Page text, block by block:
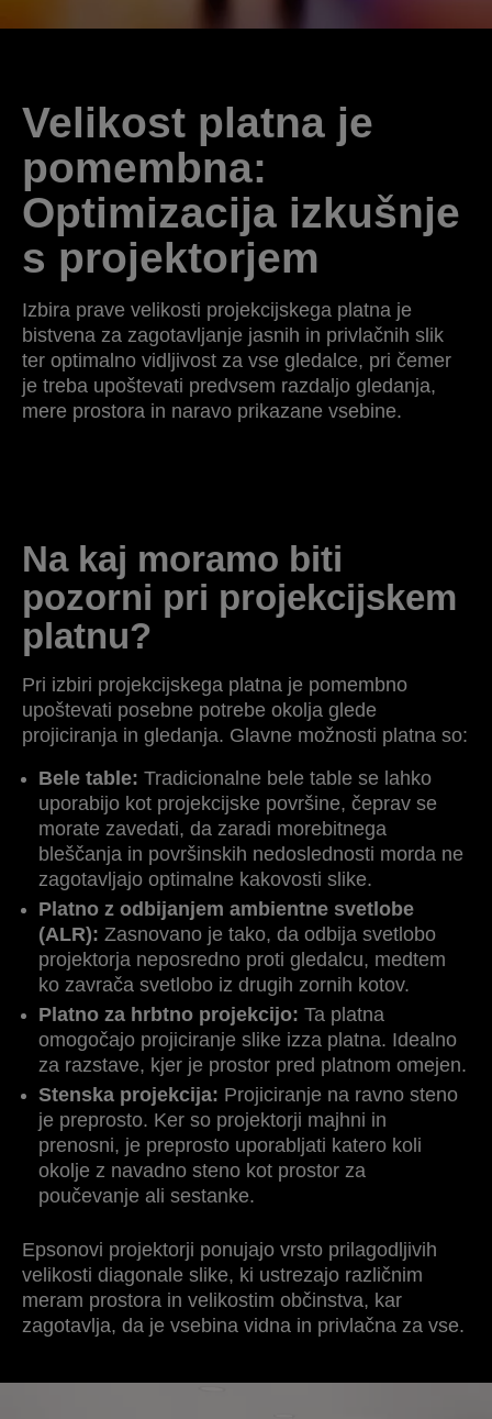
Velikost platna je
pomembna:
Optimizacija izkušnje
s projektorjem
Izbira prave velikosti projekcijskega platna je
bistvena za zagotavljanje jasnih in privlačnih slik
ter optimalno vidljivost za vse gledalce, pri čemer
je treba upoštevati predvsem razdaljo gledanja,
mere prostora in naravo prikazane vsebine.
Na kaj moramo biti
pozorni pri projekcijskem
platnu?
Pri izbiri projekcijskega platna je pomembno
upoštevati posebne potrebe okolja glede
projiciranja in gledanja. Glavne možnosti platna so:
Bele table: Tradicionalne bele table se lahko
uporabijo kot projekcijske površine, čeprav se
morate zavedati, da zaradi morebitnega
bleščanja in površinskih nedoslednosti morda ne
zagotavljajo optimalne kakovosti slike.
Platno z odbijanjem ambientne svetlobe
(ALR): Zasnovano je tako, da odbija svetlobo
projektorja neposredno proti gledalcu, medtem
ko zavrača svetlobo iz drugih zornih kotov.
Platno za hrbtno projekcijo: Ta platna
omogočajo projiciranje slike izza platna. Idealno
za razstave, kjer je prostor pred platnom omejen.
Stenska projekcija: Projiciranje na ravno steno
je preprosto. Ker so projektorji majhni in
prenosni, je preprosto uporabljati katero koli
okolje z navadno steno kot prostor za
poučevanje ali sestanke.
Epsonovi projektorji ponujajo vrsto prilagodljivih
velikosti diagonale slike, ki ustrezajo različnim
meram prostora in velikostim občinstva, kar
zagotavlja, da je vsebina vidna in privlačna za vse.